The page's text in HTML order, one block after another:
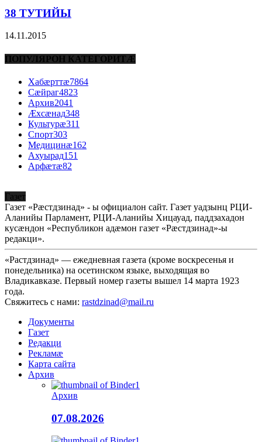
38 ТУТИЙЫ
14.11.2015
ПОПУЛЯРОН КАТЕГОРИТÆ
Хабæрттæ7864
Сæйраг4823
Архив2041
Æхсæнад348
Культурæ311
Спорт303
Медицинæ162
Ахуырад151
Арфæтæ82
Газет
Газет «Рæстдзинад» - ы официалон сайт. Газет уадзынц РЦИ-
Аланийы Парламент, РЦИ-Аланийы Хицауад, паддзахадон
кусæндон «Республикон адæмон газет «Рæстдзинад»-ы
редакци».
«Растдзинад» — ежедневная газета (кроме воскресенья и
понедельника) на осетинском языке, выходящая во
Владикавказе. Первый номер газеты вышел 14 марта 1923
года.
Свяжитесь с нами: rastdzinad@mail.ru
Документы
Газет
Редакци
Рекламæ
Карта сайта
Архив
Архив
07.08.2026